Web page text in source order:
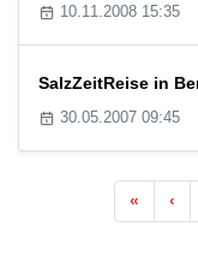
10.11.2008 15:35
SalzZeitReise in
30.05.2007 09:45
« ‹